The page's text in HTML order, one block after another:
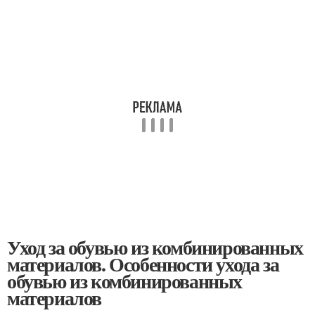
Уход за обувью из комбинированных
материалов. Особенности ухода за
обувью из комбинированных
материалов